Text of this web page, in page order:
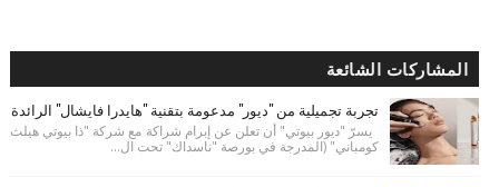
المشاركات الشائعة
تجربة تجميلية من "ديور" مدعومة بتقنية "هايدرا فايشال" الرائدة
يسرّ "ديور بيوتي" أن تعلن عن إبرام شراكة مع شركة "ذا بيوتي هيلث
كومباني" (المدرجة في بورصة "ناسداك" تحت ال...